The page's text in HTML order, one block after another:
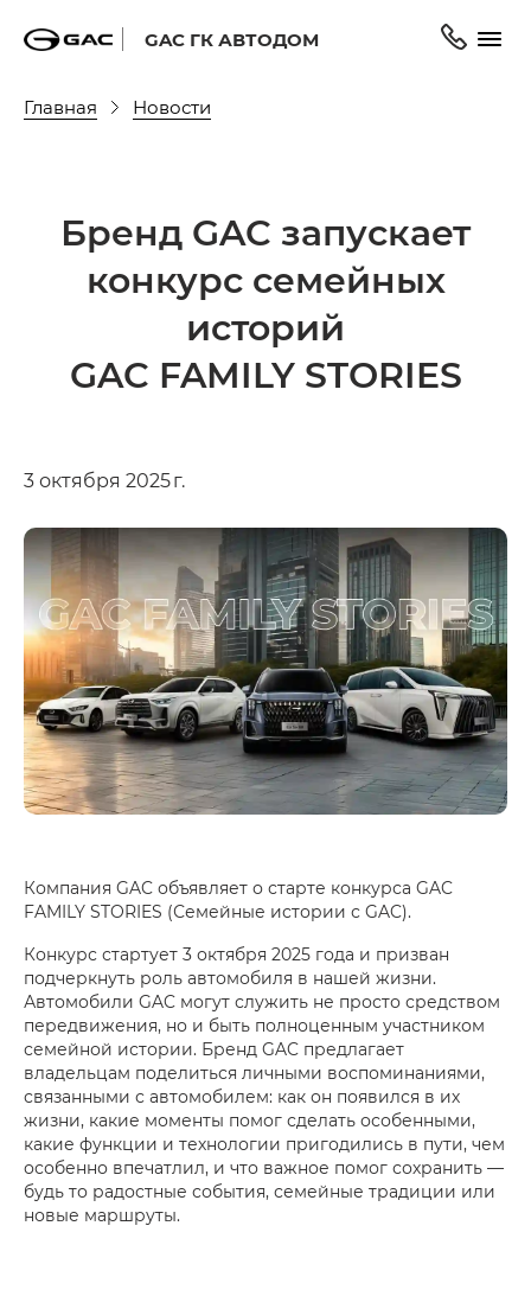
GAC ГК АВТОДОМ
Главная Новости
Бренд GAC запускает
конкурс семейных
историй
GAC FAMILY STORIES
3 октября 2025 г.
Компания GAC объявляет о старте конкурса GAC
FAMILY STORIES (Семейные истории с GAC).
Конкурс стартует 3 октября 2025 года и призван
подчеркнуть роль автомобиля в нашей жизни.
Автомобили GAC могут служить не просто средством
передвижения, но и быть полноценным участником
семейной истории. Бренд GAC предлагает
владельцам поделиться личными воспоминаниями,
связанными с автомобилем: как он появился в их
жизни, какие моменты помог сделать особенными,
какие функции и технологии пригодились в пути, чем
особенно впечатлил, и что важное помог сохранить —
будь то радостные события, семейные традиции или
новые маршруты.